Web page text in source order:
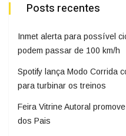
Posts recentes
Inmet alerta para possível
podem passar de 100 km/h
Spotify lança Modo Corrida
para turbinar os treinos
Feira Vitrine Autoral
dos Pais